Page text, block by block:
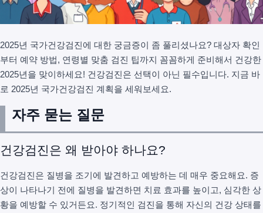
2025년 국가건강검진에 대한 궁금증이 좀 풀리셨나요? 대상자 확인
부터 예약 방법, 연령별 맞춤 검진 팁까지 꼼꼼하게 준비해서 건강한
2025년을 맞이하세요! 건강검진은 선택이 아닌 필수입니다. 지금 바
로 2025년 국가건강검진 계획을 세워보세요.
자주 묻는 질문
건강검진은 왜 받아야 하나요?
건강검진은 질병을 조기에 발견하고 예방하는 데 매우 중요해요. 증
상이 나타나기 전에 질병을 발견하면 치료 효과를 높이고, 심각한 상
황을 예방할 수 있거든요. 정기적인 검진을 통해 자신의 건강 상태를